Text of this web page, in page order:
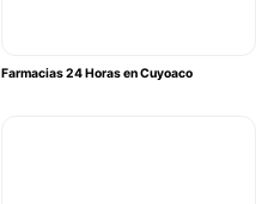
Farmacias 24 Horas en Cuyoaco